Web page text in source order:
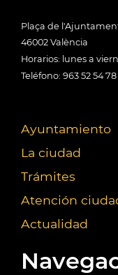
Plaça de l'Ajuntament
46002 València
Horarios: lunes a
Teléfono: 963 52 54 78
Ayuntamiento
La ciudad
Trámites
Atención
Actualidad